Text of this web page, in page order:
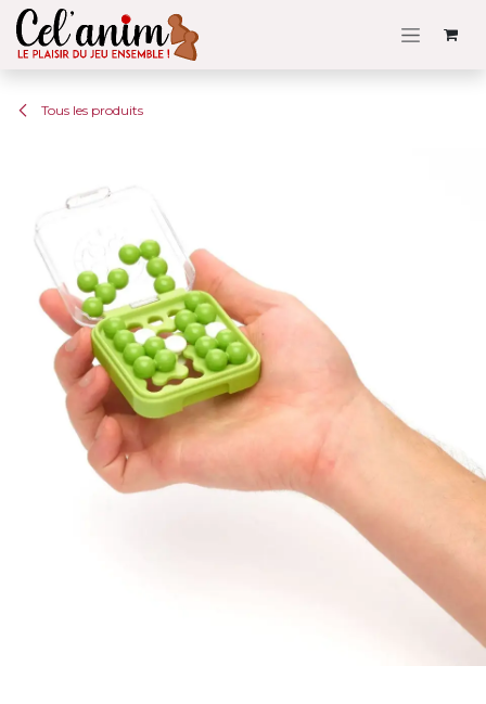
Se rendre au contenu
Tous les produits